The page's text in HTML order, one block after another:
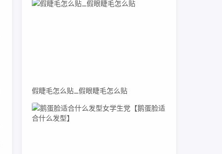
假睫毛怎么贴_假眼睫毛怎么贴